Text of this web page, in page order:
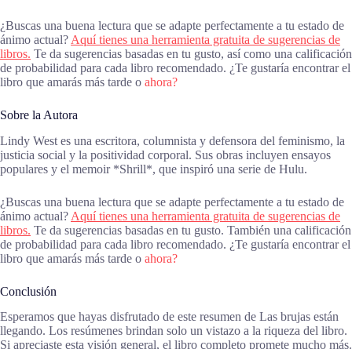
¿Buscas una buena lectura que se adapte perfectamente a tu estado de
ánimo actual? Aquí tienes una herramienta gratuita de sugerencias de
libros. Te da sugerencias basadas en tu gusto, así como una calificación
de probabilidad para cada libro recomendado. ¿Te gustaría encontrar el
libro que amarás más tarde o ahora?
Sobre la Autora
Lindy West es una escritora, columnista y defensora del feminismo, la
justicia social y la positividad corporal. Sus obras incluyen ensayos
populares y el memoir *Shrill*, que inspiró una serie de Hulu.
¿Buscas una buena lectura que se adapte perfectamente a tu estado de
ánimo actual? Aquí tienes una herramienta gratuita de sugerencias de
libros. Te da sugerencias basadas en tu gusto. También una calificación
de probabilidad para cada libro recomendado. ¿Te gustaría encontrar el
libro que amarás más tarde o ahora?
Conclusión
Esperamos que hayas disfrutado de este resumen de Las brujas están
llegando. Los resúmenes brindan solo un vistazo a la riqueza del libro.
Si apreciaste esta visión general, el libro completo promete mucho más.